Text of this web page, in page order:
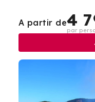
A partir de4
par